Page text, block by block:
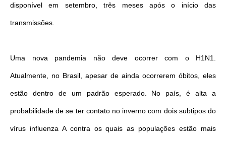
disponível em setembro, três meses após o início das
transmissões.
Uma nova pandemia não deve ocorrer com o H1N1.
Atualmente, no Brasil, apesar de ainda ocorrerem óbitos, eles
estão dentro de um padrão esperado. No país, é alta a
probabilidade de se ter contato no inverno com dois subtipos do
vírus influenza A contra os quais as populações estão mais